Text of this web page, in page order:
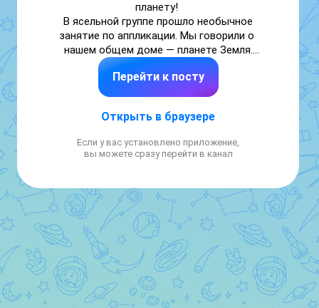
планету!
В ясельной группе прошло необычное
занятие по аппликации. Мы говорили о
нашем общем доме — планете Земля.
Несмотря на то, что наши крохи ещё совсем
маленькие, они очень старались!
✅ Учились аккуратно работать с бумагой и
✅ Закрепляли синий и зеленый цвета
✅ Развивали мелкую моторику и
у нас получились! Теперь мы точно знаем:
будущее Земли в надежных руках. ❤️
#Ясельки #ДетскийСад #НашиБудни
#ДеньЗемли #МаленькиеИсследователи
Перейти к посту
Открыть в браузере
Если у вас установлено приложение,
вы можете сразу перейти в канал